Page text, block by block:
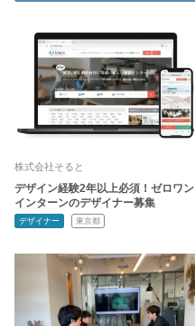
株式会社そると
デザイン経験2年以上必須！ゼロワン
インターンのデザイナー募集
デザイナー 東京都